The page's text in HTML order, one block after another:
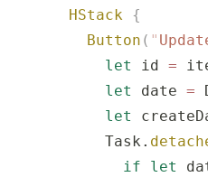
      HStack
{
        Button
( "
          let
id =
          let
date =
          let
          Task.
            if
let